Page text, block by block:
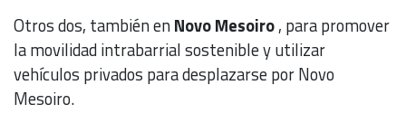
Otros dos, también enNovo Mesoiro, para promover
la movilidad intrabarrial sostenible y utilizar
vehículos privados para desplazarse por Novo
Mesoiro.